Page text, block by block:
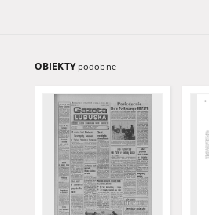
OBIEKTY podobne